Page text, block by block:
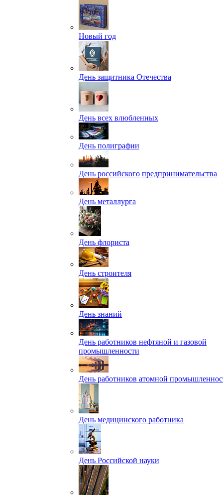
Новый год
День защитника Отечества
День всех влюбленных
День полиграфии
День российского предпринимательства
День металлурга
День флориста
День строителя
День знаний
День работников нефтяной и газовой
промышленности
День работников атомной
День медицинского работника
День Российской науки